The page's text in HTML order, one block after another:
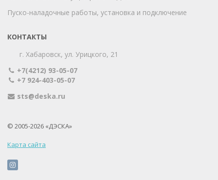
Пуско-наладочные работы, установка и подключение
КОНТАКТЫ
г. Хабаровск, ул. Урицкого, 21
+7(4212) 93-05-07
+7 924-403-05-07
sts@deska.ru
© 2005-2026 «ДЭСКА»
Карта сайта